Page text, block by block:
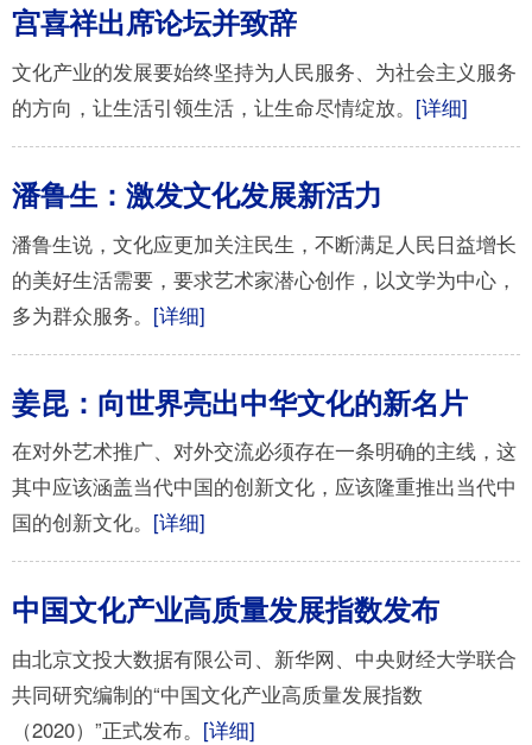
宫喜祥出席论坛并致辞
文化产业的发展要始终坚持为人民服务、为社会主义服务
的方向，让生活引领生活，让生命尽情绽放。 [详细]
潘鲁生：激发文化发展新活力
潘鲁生说，文化应更加关注民生，不断满足人民日益增长
的美好生活需要，要求艺术家潜心创作，以文学为中心，
多为群众服务。 [详细]
姜昆：向世界亮出中华文化的新名片
在对外艺术推广、对外交流必须存在一条明确的主线，这
其中应该涵盖当代中国的创新文化，应该隆重推出当代中
国的创新文化。 [详细]
中国文化产业高质量发展指数发布
由北京文投大数据有限公司、新华网、中央财经大学联合
共同研究编制的“中国文化产业高质量发展指数
（2020）”正式发布。 [详细]